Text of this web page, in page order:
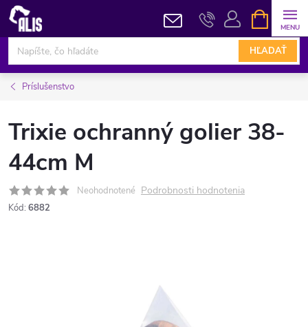
Prejsť
obsah
HĽADAŤ
KOŠÍK
Príslušenstvo
Trixie ochranný golier 38-
44cm M
Neohodnotené Podrobnosti hodnotenia
Kód: 6882